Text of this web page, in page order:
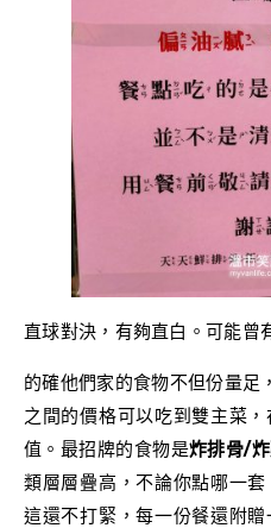
直球對決，有夠直白。可能曾
的確他們家的食物不但份量
之間的價格可以吃到雙主菜
值。最招牌的食物是炸排骨/
類層層疊高，不論你點哪一
這還不打緊，每一份餐還附